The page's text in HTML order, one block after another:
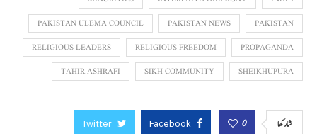
PAKISTAN
PAKISTAN NEWS
PAKISTAN ULEMA COUNCIL
PROPAGANDA
RELIGIOUS FREEDOM
RELIGIOUS LEADERS
SHEIKHUPURA
SIKH COMMUNITY
TAHIR ASHRAFI
شاركها 0
Facebook
Twitter